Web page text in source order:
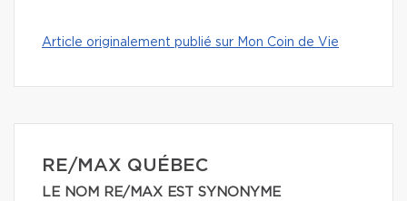
Article originalement publié sur Mon Coin de Vie
RE/MAX QUÉBEC
LE NOM RE/MAX EST SYNONYME